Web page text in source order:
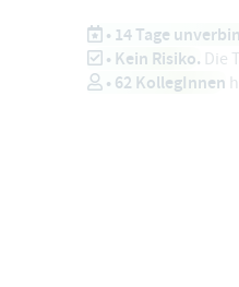
• 14 Tage
• Kein Risiko. Die
• 62 KollegInnen